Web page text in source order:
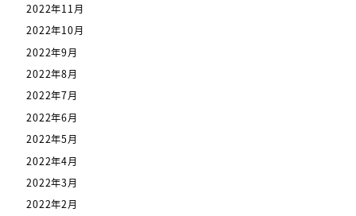
2022年11月
2022年10月
2022年9月
2022年8月
2022年7月
2022年6月
2022年5月
2022年4月
2022年3月
2022年2月